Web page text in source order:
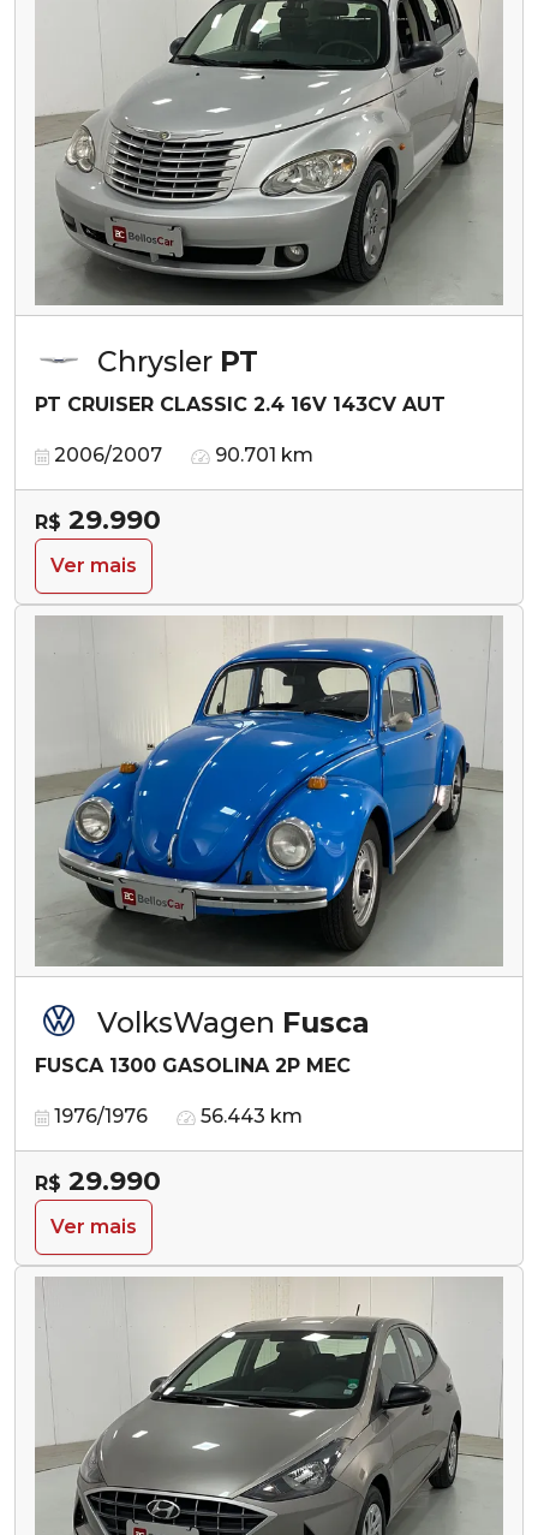
Chrysler PT
PT CRUISER CLASSIC 2.4 16V 143CV AUT
2006/2007 90.701 km
R$ 29.990
Ver mais
VolksWagen Fusca
FUSCA 1300 GASOLINA 2P MEC
1976/1976 56.443 km
R$ 29.990
Ver mais